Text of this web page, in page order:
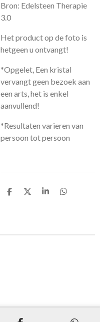
Bron: Edelsteen Therapie
3.0
Het product op de foto is
hetgeen u ontvangt!
*Opgelet, Een kristal
vervangt geen bezoek aan
een arts, het is enkel
aanvullend!
*Resultaten varieren van
persoon tot persoon
D
D
S
D